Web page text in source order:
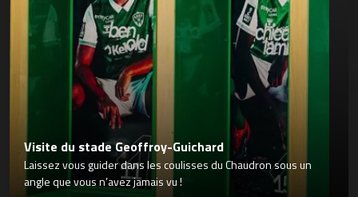
Visite du stade Geoffroy-Guichard
Laissez vous guider dans les coulisses du Chaudron sous un
angle que vous n’avez jamais vu !